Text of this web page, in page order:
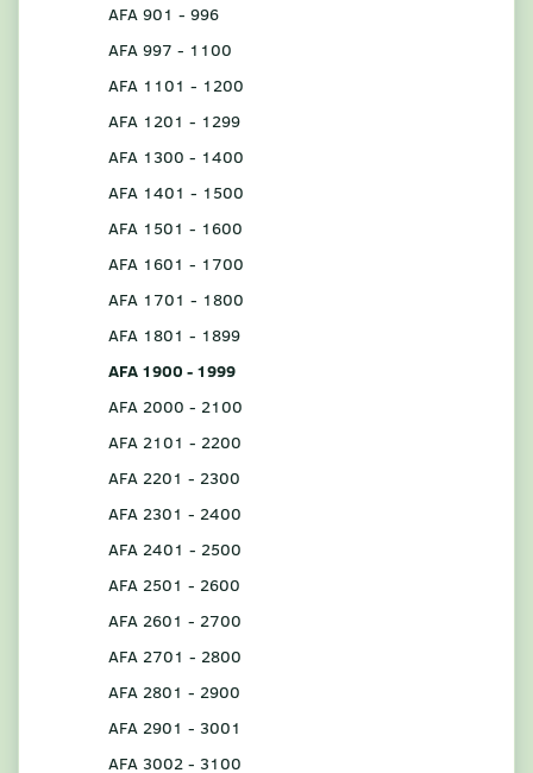
AFA 901 - 996
AFA 997 - 1100
AFA 1101 - 1200
AFA 1201 - 1299
AFA 1300 - 1400
AFA 1401 - 1500
AFA 1501 - 1600
AFA 1601 - 1700
AFA 1701 - 1800
AFA 1801 - 1899
AFA 1900 - 1999
AFA 2000 - 2100
AFA 2101 - 2200
AFA 2201 - 2300
AFA 2301 - 2400
AFA 2401 - 2500
AFA 2501 - 2600
AFA 2601 - 2700
AFA 2701 - 2800
AFA 2801 - 2900
AFA 2901 - 3001
AFA 3002 - 3100